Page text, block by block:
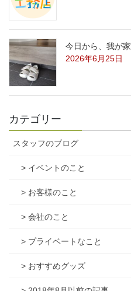
今日から、我が家
2026年6月25日
カテゴリー
スタッフのブログ
> イベントのこと
> お客様のこと
> 会社のこと
> プライベートなこと
> おすすめグッズ